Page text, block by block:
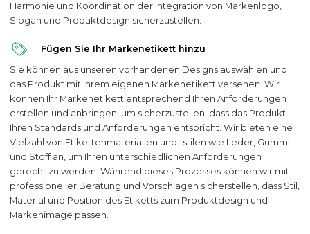
Harmonie und Koordination der Integration von Markenlogo,
Slogan und Produktdesign sicherzustellen.
Fügen Sie Ihr Markenetikett hinzu
Sie können aus unseren vorhandenen Designs auswählen und
das Produkt mit Ihrem eigenen Markenetikett versehen. Wir
können Ihr Markenetikett entsprechend Ihren Anforderungen
erstellen und anbringen, um sicherzustellen, dass das Produkt
Ihren Standards und Anforderungen entspricht. Wir bieten eine
Vielzahl von Etikettenmaterialien und -stilen wie Leder, Gummi
und Stoff an, um Ihren unterschiedlichen Anforderungen
gerecht zu werden. Während dieses Prozesses können wir mit
professioneller Beratung und Vorschlägen sicherstellen, dass Stil,
Material und Position des Etiketts zum Produktdesign und
Markenimage passen.